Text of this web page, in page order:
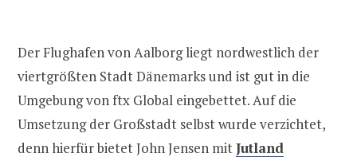
Der Flughafen von Aalborg liegt nordwestlich der
viertgrößten Stadt Dänemarks und ist gut in die
Umgebung von ftx Global eingebettet. Auf die
Umsetzung der Großstadt selbst wurde verzichtet,
denn hierfür bietet John Jensen mitJutland